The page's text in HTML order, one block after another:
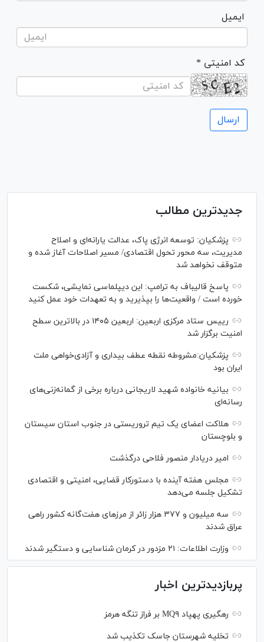
ایمیل
* کد امنیتی
جدیدترین مطالب
پزشکیان: توسعه انرژی پاک، عدالت یارانه‌ای و اصلاح
مدیریت، سه محور تحول اقتصادی/ مسیر اصلاحات آغاز شده و
متوقف نخواهد شد
پاسخ قالیباف به ترامپ: این دیپلماسی نمایشی، شکست
خورده است / واقعیت‌ها را بپذیرید و به تعهدات خود عمل کنید
رییس ستاد مرکزی اربعین: اربعین ۱۴۰۵ در بالاترین سطح
امنیت برگزار شد
پزشکیان:مشروطه نقطه عطف بیداری و آزادی‌خواهی ملت
ایران بود
بیانیه خانواده شهید لاریجانی درباره برخی از گمانه‌زنی‌های
رسانه‌ای
هلاکت اعضای یک تیم تروریستی در جنوب استان سیستان
و بلوچستان
امیر دریادار منصور فلاحی درگذشت
مجلس هفته آینده با دستورکار قضایی، امنیتی و اقتصادی
تشکیل جلسه می‌دهد
سه میلیون و ۳۷۷ هزار زائر از مرز‌های هفت‌گانه کشور راهی
عراق شدند
وزارت اطلاعات: ۲۱ مزدور در کرمان شناسایی و دستگیر شدند
پربازدیدترین اخبار
رهگیری پهپاد MQ۹ بر فراز تنگه هرمز
تخلیه شهرستان جاسک تکذیب شد